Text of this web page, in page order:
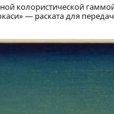
колористической
— раската для